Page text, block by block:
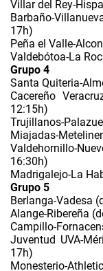
Villar del Rey-
Barbaño-
17h)
Peña el Valle-
Valdebótoa-La
Grupo 4
Santa Quiteria-
Cacereño
12:15h)
Trujillanos-
Miajadas-
Valdehornillo-
16:30h)
Madrigalejo-La
Grupo 5
Berlanga-Vadesa
Alange-Ribereña
Campillo-
Juventud UVA-
17h)
Monesterio-